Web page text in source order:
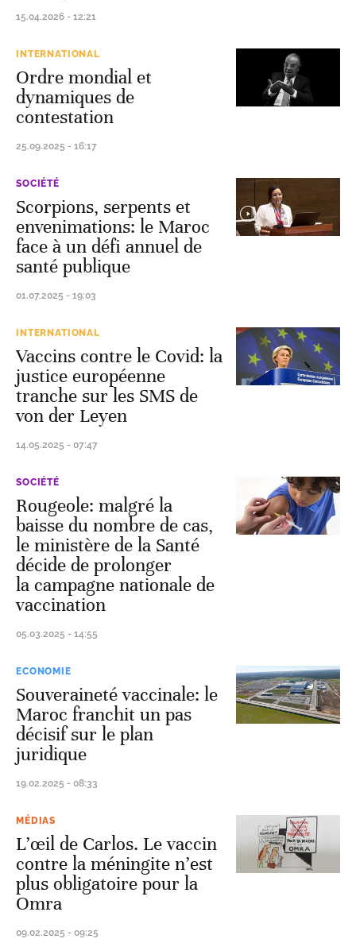
15.04.2026 - 12:21
INTERNATIONAL
Ordre mondial et
dynamiques de
contestation
25.09.2025 - 16:17
SOCIÉTÉ
Scorpions, serpents et
envenimations: le Maroc
face à un défi annuel de
santé publique
01.07.2025 - 19:03
INTERNATIONAL
Vaccins contre le Covid: la
justice européenne
tranche sur les SMS de
von der Leyen
14.05.2025 - 07:47
SOCIÉTÉ
Rougeole: malgré la
baisse du nombre de cas,
le ministère de la Santé
décide de prolonger
la campagne nationale de
vaccination
05.03.2025 - 14:55
ECONOMIE
Souveraineté vaccinale: le
Maroc franchit un pas
décisif sur le plan
juridique
19.02.2025 - 08:33
MÉDIAS
L’œil de Carlos. Le vaccin
contre la méningite n’est
plus obligatoire pour la
Omra
09.02.2025 - 09:25